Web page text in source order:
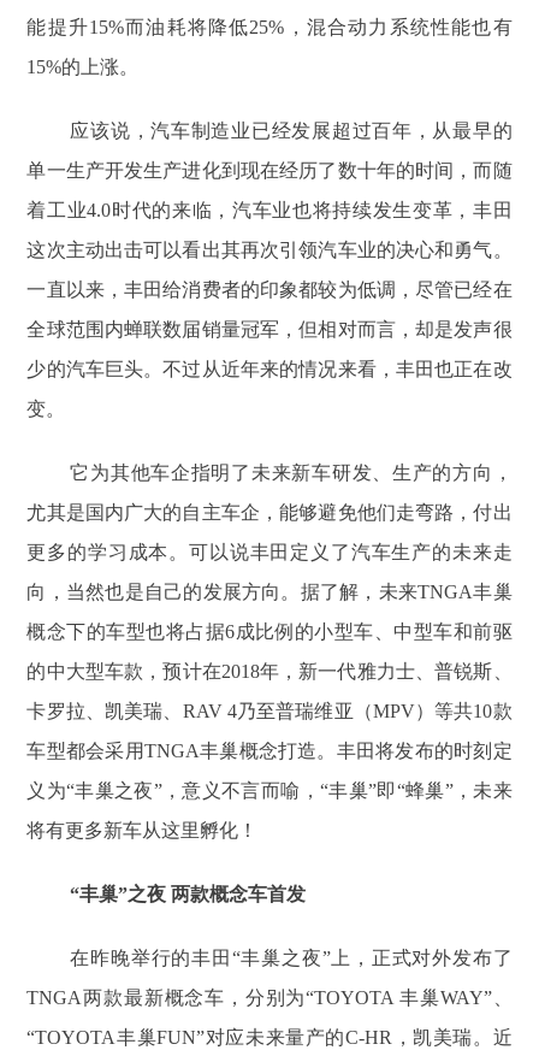
能提升15%而油耗将降低25%，混合动力系统性能也有
15%的上涨。
应该说，汽车制造业已经发展超过百年，从最早的
单一生产开发生产进化到现在经历了数十年的时间，而随
着工业4.0时代的来临，汽车业也将持续发生变革，丰田
这次主动出击可以看出其再次引领汽车业的决心和勇气。
一直以来，丰田给消费者的印象都较为低调，尽管已经在
全球范围内蝉联数届销量冠军，但相对而言，却是发声很
少的汽车巨头。不过从近年来的情况来看，丰田也正在改
变。
它为其他车企指明了未来新车研发、生产的方向，
尤其是国内广大的自主车企，能够避免他们走弯路，付出
更多的学习成本。可以说丰田定义了汽车生产的未来走
向，当然也是自己的发展方向。据了解，未来TNGA丰巢
概念下的车型也将占据6成比例的小型车、中型车和前驱
的中大型车款，预计在2018年，新一代雅力士、普锐斯、
卡罗拉、凯美瑞、RAV 4乃至普瑞维亚（MPV）等共10款
车型都会采用TNGA丰巢概念打造。丰田将发布的时刻定
义为“丰巢之夜”，意义不言而喻，“丰巢”即“蜂巢”，未来
将有更多新车从这里孵化！
“丰巢”之夜 两款概念车首发
在昨晚举行的丰田“丰巢之夜”上，正式对外发布了
TNGA两款最新概念车，分别为“TOYOTA 丰巢WAY”、
“TOYOTA丰巢FUN”对应未来量产的C-HR，凯美瑞。近